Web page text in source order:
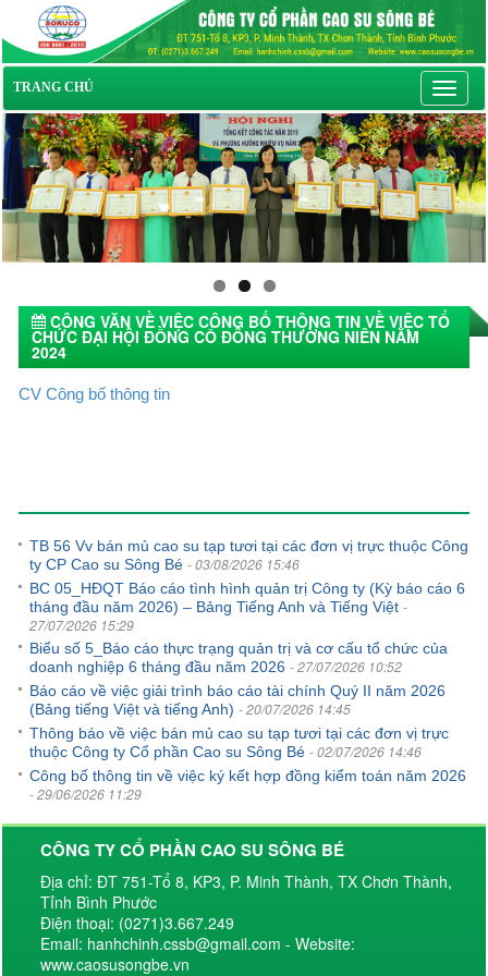
TRANG CHỦ
CÔNG VĂN VỀ VIỆC CÔNG BỐ THÔNG TIN VỀ VIỆC TỔ
CHỨC ĐẠI HỘI ĐỒNG CỔ ĐÔNG THƯỜNG NIÊN NĂM
2024
CV Công bố thông tin
TB 56 Vv bán mủ cao su tạp tươi tại các đơn vị trực thuộc Công
ty CP Cao su Sông Bé - 03/08/2026 15:46
BC 05_HĐQT Báo cáo tình hình quản trị Công ty (Kỳ báo cáo 6
tháng đầu năm 2026) – Bảng Tiếng Anh và Tiếng Việt -
27/07/2026 15:29
Biểu số 5_Báo cáo thực trạng quản trị và cơ cấu tổ chức của
doanh nghiệp 6 tháng đầu năm 2026 - 27/07/2026 10:52
Báo cáo về việc giải trình báo cáo tài chính Quý II năm 2026
(Bảng tiếng Việt và tiếng Anh) - 20/07/2026 14:45
Thông báo về việc bán mủ cao su tạp tươi tại các đơn vị trực
thuộc Công ty Cổ phần Cao su Sông Bé - 02/07/2026 14:46
Công bố thông tin về việc ký kết hợp đồng kiểm toán năm 2026
- 29/06/2026 11:29
CÔNG TY CỔ PHẦN CAO SU SÔNG BÉ
Địa chỉ: ĐT 751-Tổ 8, KP3, P. Minh Thành, TX Chơn Thành,
Tỉnh Bình Phước
Điện thoại: (0271)3.667.249
Email: hanhchinh.cssb@gmail.com - Website:
www.caosusongbe.vn